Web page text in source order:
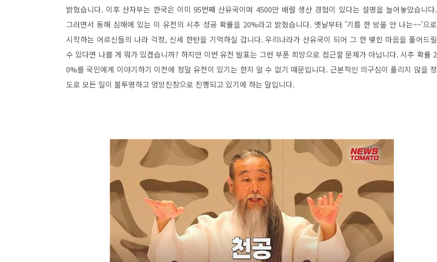
밝혔습니다. 이후 산자부는 한국은 이미 95번째 산유국이며 4500만 배럴 생산 경험이 있다는 설명을 늘어놓았습니다.
그러면서 동해 심해에 있는 이 유전의 시추 성공 확률을 20%라고 밝혔습니다. 옛날부터 '기름 한 방울 안 나는~~'으로
시작하는 어르신들의 나라 걱정, 신세 한탄을 기억하실 겁니다. 우리나라가 산유국이 되어 그 한 맺힌 마음을 풀어드릴
수 있다면 나쁠 게 뭐가 있겠습니까? 하지만 이번 유전 발표는 그런 부푼 희망으로 접근할 문제가 아닙니다. 시추 확률 2
0%를 국민에게 이야기하기 이전에 정말 유전이 있기는 한지 알 수 없기 때문입니다. 근본적인 의구심이 풀리지 않을 정
도로 모든 일이 불투명하고 엉망진창으로 진행되고 있기에 하는 말입니다.